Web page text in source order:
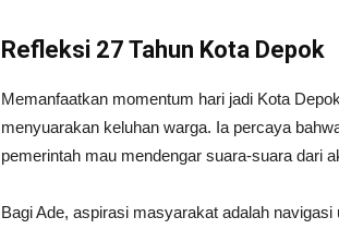
Refleksi 27 Tahun Kota Depok
Memanfaatkan momentum hari jadi Kota
menyuarakan keluhan warga. Ia percaya
pemerintah mau mendengar suara-suara dari
Bagi Ade, aspirasi masyarakat adalah